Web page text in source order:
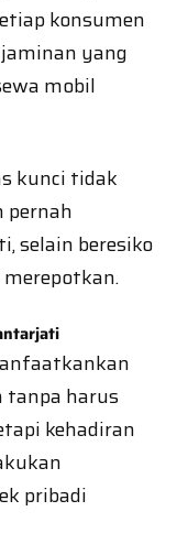
konsumen
yang
mobil
kunci tidak
pernah
selain beresiko
tanpa harus
kehadiran
pribadi